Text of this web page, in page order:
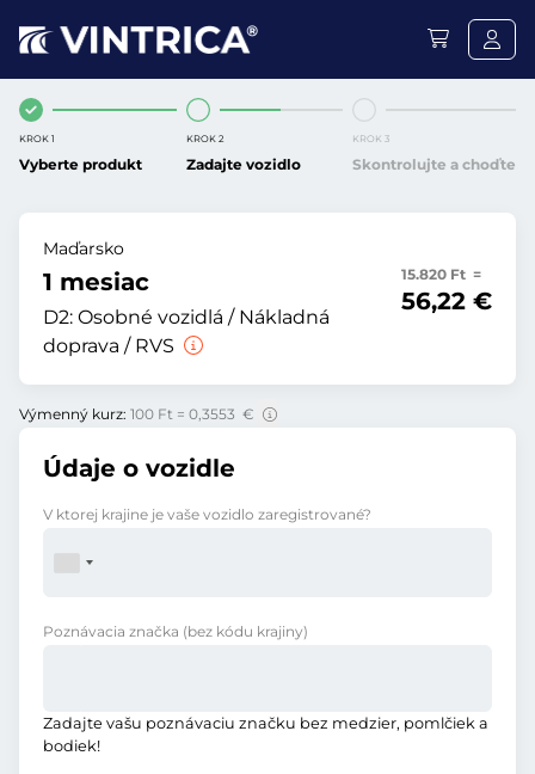
KROK 1
Vyberte produkt
KROK 2
Zadajte vozidlo
KROK 3
Skontrolujte a choďte
Maďarsko
1 mesiac
D2: Osobné vozidlá / Nákladná
doprava / RVS
15.820 Ft =
56,22 €
Výmenný kurz: 100 Ft = 0,3553 €
Údaje o vozidle
V ktorej krajine je vaše vozidlo zaregistrované?
Poznávacia značka (bez kódu krajiny)
Zadajte vašu poznávaciu značku bez medzier, pomlčiek a
bodiek!